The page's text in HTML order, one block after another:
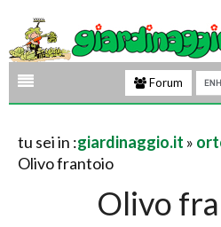
Forum
tu sei in :giardinaggio.it »
Olivo frantoio
Olivo